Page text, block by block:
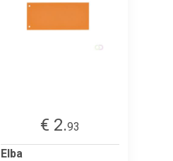
€ 2.93
Elba